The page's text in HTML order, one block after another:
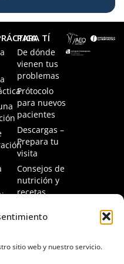
sitio web y nuestro servicio.
PARA TÍ
De dónde
vienen tus
problemas
Prótocolo
para nuevos
pacientes
Descargas –
Prepara tu
visita
Consejos de
nutrición y
recetas
frecuentes